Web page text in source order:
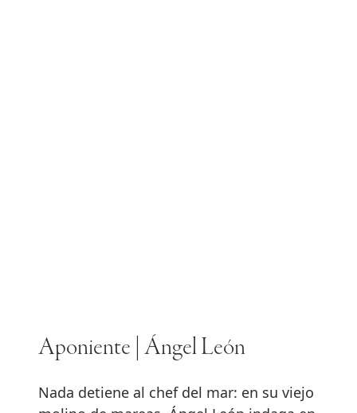
Aponiente | Ángel León
Nada detiene al chef del mar: en su viejo